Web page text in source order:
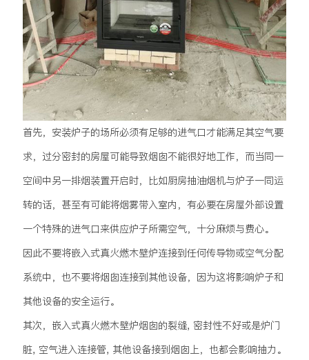
首先，安装炉子的场所必须有足够的进气口才能满足其空气要
求，过分密封的房屋可能导致烟囱不能很好地工作，而当同一
空间中另一排烟装置开启时，比如厨房抽油烟机与炉子一同运
转的话，甚至有可能将烟雾带入室内，有必要在房屋外部设置
一个特殊的进气口来供应炉子所需空气，十分麻烦与费心。
因此不要将嵌入式真火燃木壁炉连接到任何传导物或空气分配
系统中，也不要将烟囱连接到其他设备，因为这将影响炉子和
其他设备的安全运行。
其次，嵌入式真火燃木壁炉烟囱的裂缝, 密封性不好或是炉门
脏, 空气进入连接管, 其他设备接到烟囱上，也都会影响抽力。